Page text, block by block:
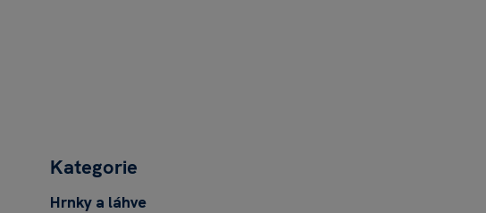
Kategorie
Hrnky a láhve